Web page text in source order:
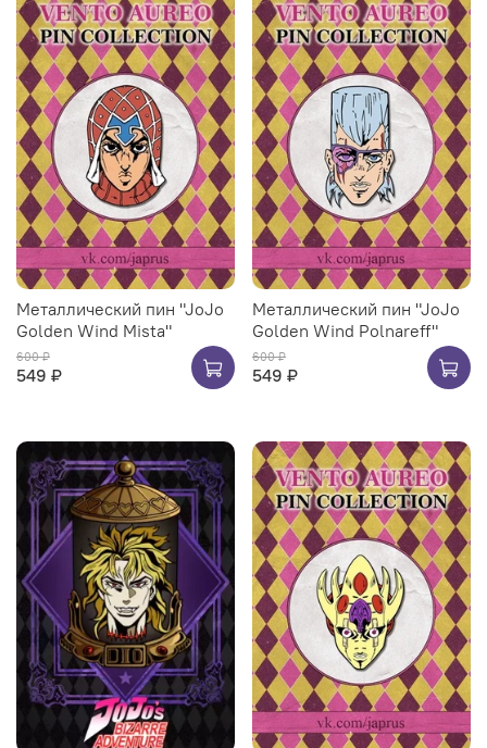
Металлический пин "JoJo
Golden Wind Mista"
600 ₽
549 ₽
Металлический пин "JoJo
Golden Wind Polnareff"
600 ₽
549 ₽